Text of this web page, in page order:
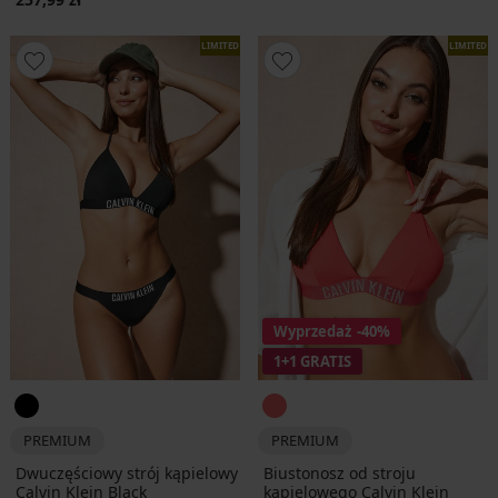
LIMITED
PREMIUM
Dwuczęściowy strój kąpielowy
Calvin Klein Black
LIMITED
Wyprzedaż -40%
1+1 GRATIS
PREMIUM
Biustonosz od stroju
kąpielowego Calvin Klein